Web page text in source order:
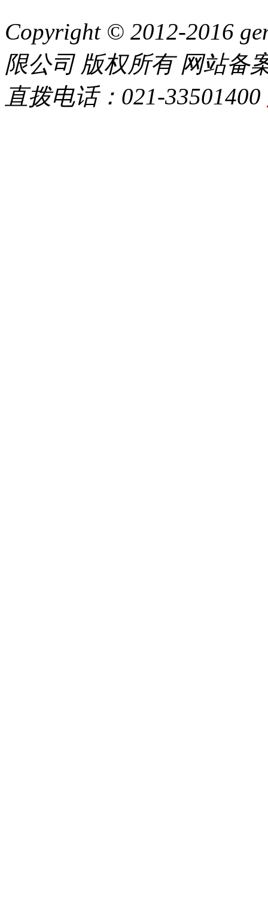
Copyright © 2012-2016
限公司 版权所有 网站备
直拨电话：021-33501400